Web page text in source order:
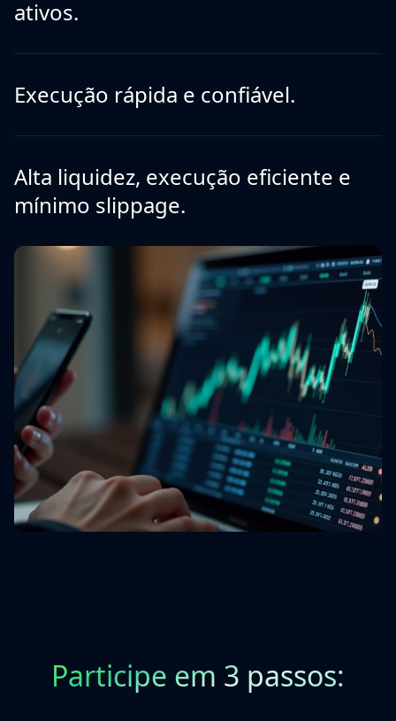
ativos.
Execução rápida e confiável.
Alta liquidez, execução eficiente e
mínimo slippage.
Participe em 3 passos: